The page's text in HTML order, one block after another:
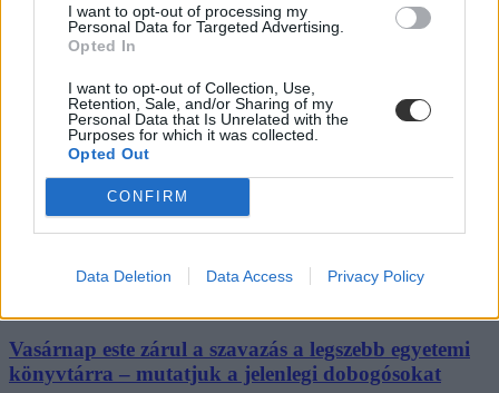
I want to opt-out of processing my
Personal Data for Targeted Advertising.
Opted In
I want to opt-out of Collection, Use,
Retention, Sale, and/or Sharing of my
Personal Data that Is Unrelated with the
Purposes for which it was collected.
Opted Out
CONFIRM
Data Deletion Data Access Privacy Policy
Melyik szakmát válasszam, hogy azonnal el tudjak
helyezkedni?
Melyik diploma ér a legtöbbet a munkaerőpiacon? A Diplomás
Pályakövetési Rendszer (DPR) adatai segítenek abban, hogy
tisztábban lássuk, milyen esélyekkel indulnak a friss diplomások a
munkakeresésben.
Vasárnap este zárul a szavazás a legszebb egyetemi
könyvtárra – mutatjuk a jelenlegi dobogósokat